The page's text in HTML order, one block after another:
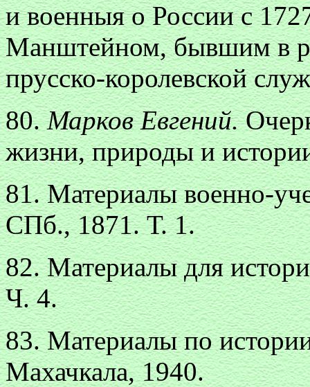
и военныя о России с
Манштейном, бывшим в
прусско-королевской
80.Марков Евгений.
жизни, природы и
81. Материалы военно-
СПб., 1871. Т. 1.
82. Материалы для
Ч. 4.
83. Материалы по
Махачкала, 1940.